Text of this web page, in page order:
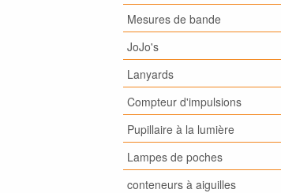
Mesures de bande
JoJo's
Lanyards
Compteur d'impulsions
Pupillaire à la lumière
Lampes de poches
conteneurs à aiguilles